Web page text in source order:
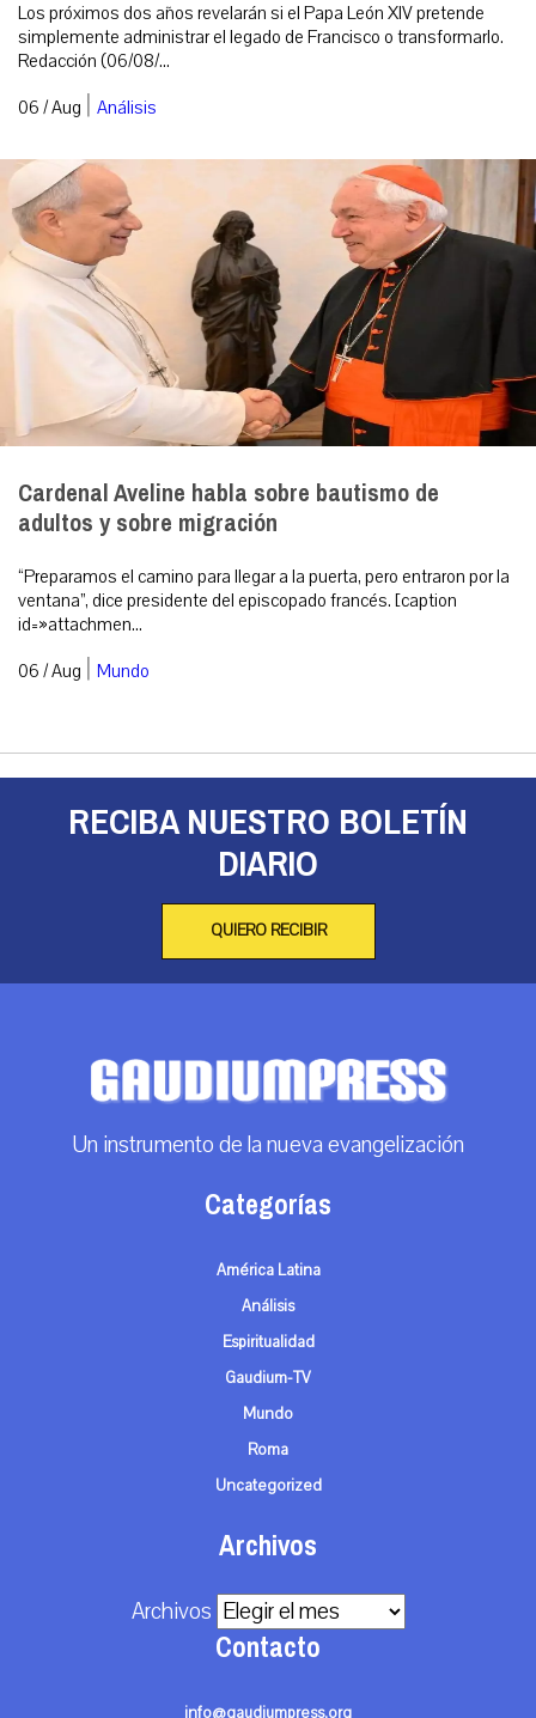
Los próximos dos años revelarán si el Papa León XIV pretende
simplemente administrar el legado de Francisco o transformarlo.
Redacción (06/08/...
06 / Aug | Análisis
Cardenal Aveline habla sobre bautismo de
adultos y sobre migración
“Preparamos el camino para llegar a la puerta, pero entraron por la
ventana”, dice presidente del episcopado francés. [caption
id=»attachmen...
06 / Aug | Mundo
RECIBA NUESTRO BOLETÍN
DIARIO
QUIERO RECIBIR
Un instrumento de la nueva evangelización
Categorías
América Latina
Análisis
Espiritualidad
Gaudium-TV
Mundo
Roma
Uncategorized
Archivos
Archivos
Contacto